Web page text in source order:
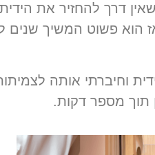
דרך להחזיר את
הוא פשוט המשיך
וחיברתי אותה
מספר דקות.